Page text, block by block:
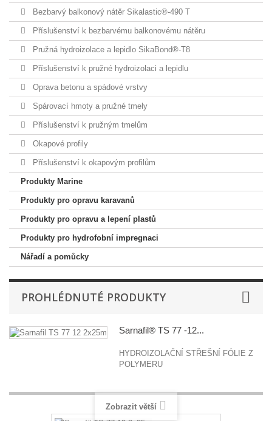
Bezbarvý balkonový nátěr Sikalastic®-490 T
Příslušenství k bezbarvému balkonovému nátěru
Pružná hydroizolace a lepidlo SikaBond®-T8
Příslušenství k pružné hydroizolaci a lepidlu
Oprava betonu a spádové vrstvy
Spárovací hmoty a pružné tmely
Příslušenství k pružným tmelům
Okapové profily
Příslušenství k okapovým profilům
Produkty Marine
Produkty pro opravu karavanů
Produkty pro opravu a lepení plastů
Produkty pro hydrofobní impregnaci
Nářadí a pomůcky
PROHLÉDNUTÉ PRODUKTY
Sarnafil® TS 77 -12...
HYDROIZOLAČNÍ STŘEŠNÍ FÓLIE Z
POLYMERU
Zobrazit větší